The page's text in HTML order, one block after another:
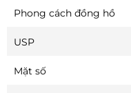
Phong cách đồng hồ
USP
Mặt số